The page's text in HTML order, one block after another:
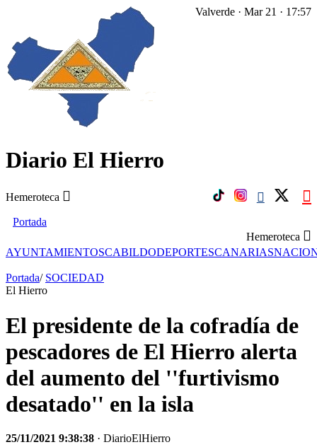
Diario El Hierro
Hemeroteca
Valverde · Mar 21 · 17:57
Portada
Hemeroteca
AYUNTAMIENTOSCABILDODEPORTESCANARIAS
Portada/ SOCIEDAD
El Hierro
El presidente de la cofradía de
pescadores de El Hierro alerta
del aumento del ''furtivismo
desatado'' en la isla
25/11/2021 9:38:38 · DiarioElHierro